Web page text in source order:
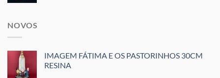
NOVOS
IMAGEM FÁTIMA E OS PASTORINHOS 30CM
RESINA